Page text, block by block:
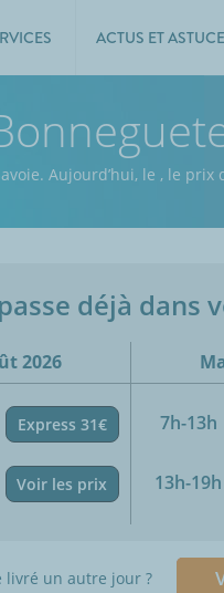
ACTUS ET
Aujourd’hui, le , le prix
déjà dans
2026
Express 31€
Voir les prix
7h-13h
13h-19h
livré un autre jour ?